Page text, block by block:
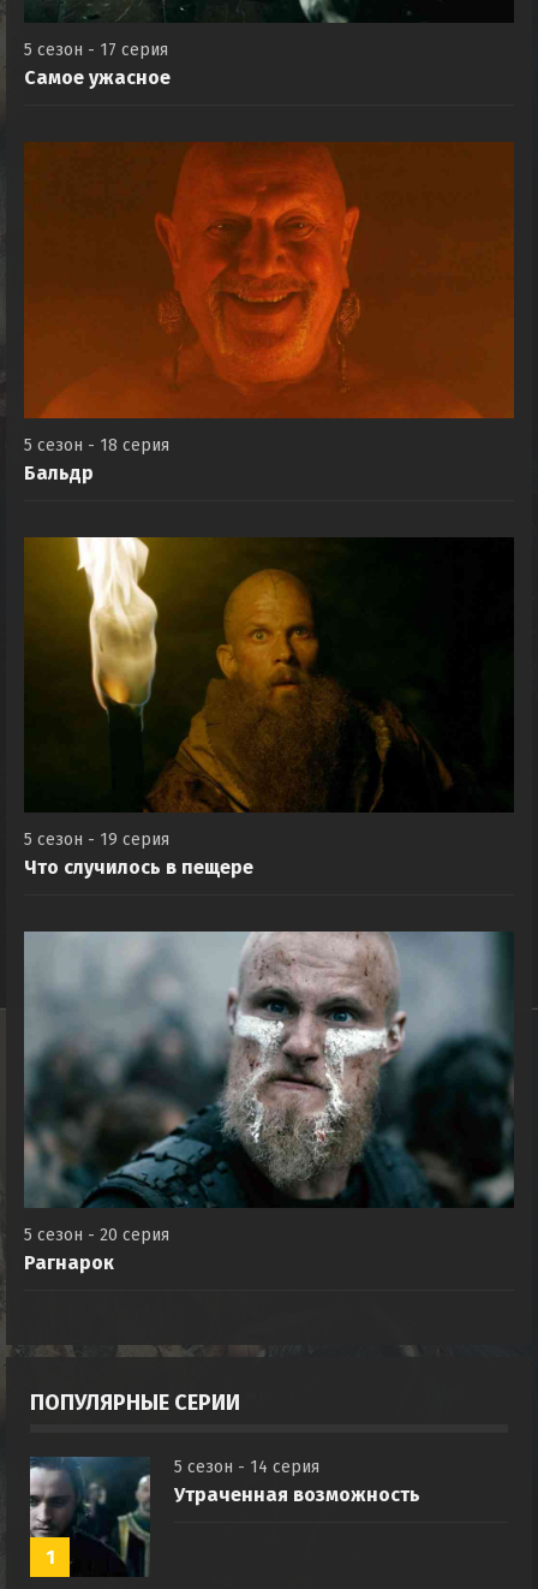
5 сезон - 17 серия
Самое ужасное
5 сезон - 18 серия
Бальдр
5 сезон - 19 серия
Что случилось в пещере
5 сезон - 20 серия
Рагнарок
ПОПУЛЯРНЫЕ СЕРИИ
1
5 сезон - 14 серия
Утраченная возможность